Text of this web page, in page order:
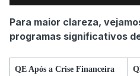
Para maior clareza,
programas significativos
QE Após a Crise Financeira